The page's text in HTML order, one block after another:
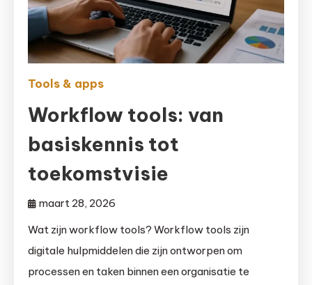
Tools & apps
Workflow tools: van
basiskennis tot
toekomstvisie
maart 28, 2026
Wat zijn workflow tools? Workflow tools zijn
digitale hulpmiddelen die zijn ontworpen om
processen en taken binnen een organisatie te